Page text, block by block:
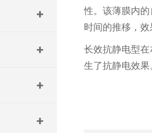
性。该薄膜内
时间的推移，
长效抗静电型
生了抗静电效